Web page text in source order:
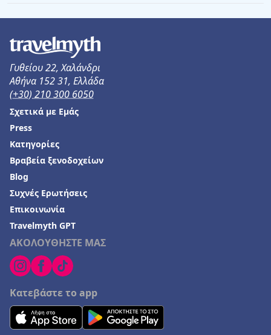
Ξενοδοχεία στην Πράμαντα
Ξενοδοχεία στην Ηρακλείτσα
Ξενοδοχεία στη Σελιανίτικα
Ξενοδοχεία στο Καμάρι
Γυθείου 22, Χαλάνδρι
Αθήνα 152 31, Ελλάδα
(+30) 210 300 6050
ΑΚΟΛΟΥΘΗΣΤΕ ΜΑΣ
Κατεβάστε το app
Σχετικά με Εμάς
Press
Κατηγορίες
Βραβεία ξενοδοχείων
Blog
Συχνές Ερωτήσεις
Επικοινωνία
Travelmyth GPT